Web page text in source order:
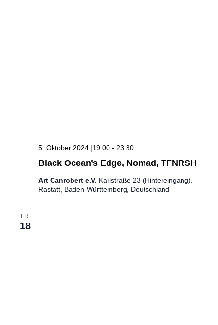
Black Ocean’s Edge, Nomad, TFNRSH
5. Oktober 2024 |19:00 - 23:30
Art Canrobert e.V. Karlstraße 23 (Hintereingang),
Rastatt, Baden-Württemberg, Deutschland
FR.
18